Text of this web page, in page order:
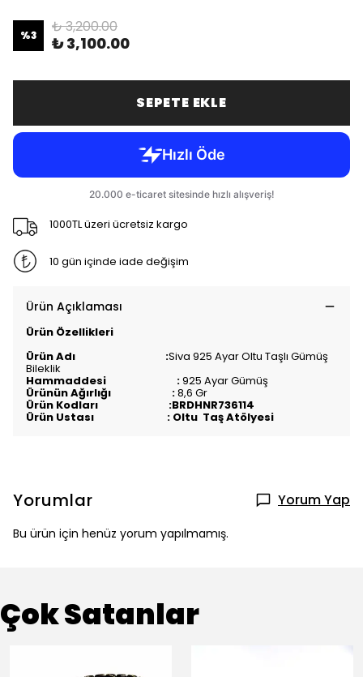
%3 ₺ 3,200.00
₺ 3,100.00
SEPETE EKLE
1000TL üzeri ücretsiz kargo
10 gün içinde iade değişim
Ürün Açıklaması
Ürün Özellikleri
Ürün Adı :Siva 925 Ayar Oltu Taşlı Gümüş
Bileklik
Hammaddesi :925 Ayar Gümüş
Ürünün Ağırlığı :8,6 Gr
Ürün Kodları :BRDHNR736114
Ürün Ustası : Oltu Taş Atölyesi
Yorumlar Yorum Yap
Bu ürün için henüz yorum yapılmamış.
Çok Satanlar